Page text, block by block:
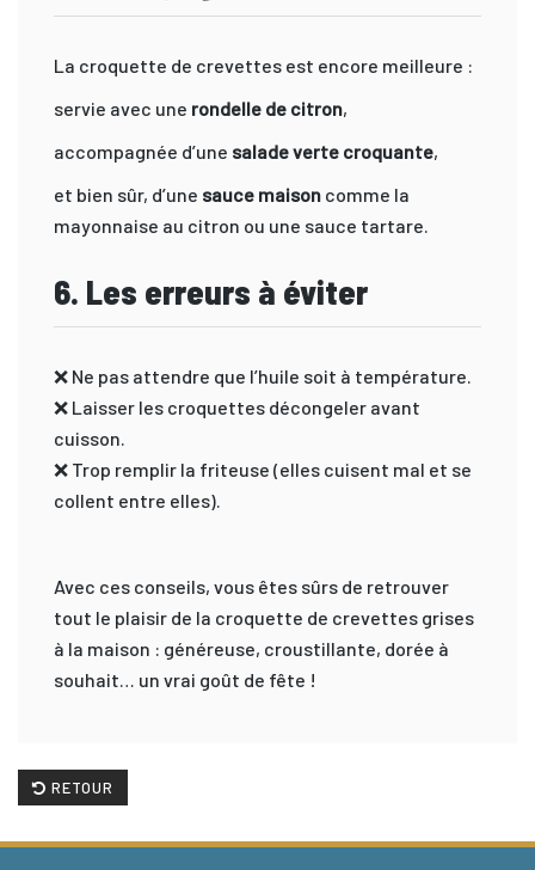
La croquette de crevettes est encore meilleure :
servie avec une rondelle de citron,
accompagnée d’une salade verte croquante,
et bien sûr, d’une sauce maison comme la
mayonnaise au citron ou une sauce tartare.
6. Les erreurs à éviter
❌ Ne pas attendre que l’huile soit à température.
❌ Laisser les croquettes décongeler avant
cuisson.
❌ Trop remplir la friteuse (elles cuisent mal et se
collent entre elles).
Avec ces conseils, vous êtes sûrs de retrouver
tout le plaisir de la croquette de crevettes grises
à la maison : généreuse, croustillante, dorée à
souhait… un vrai goût de fête !
RETOUR